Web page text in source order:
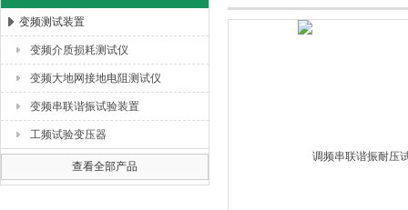
扬州海沃电气科技发展有限公司
变频测试装置
变频介质损耗测试仪
变频大地网接地电阻测试仪
变频串联谐振试验装置
工频试验变压器
查看全部产品